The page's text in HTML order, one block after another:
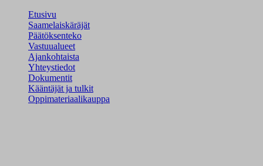
Etusivu
Saamelaiskäräjät
Päätöksenteko
Vastuualueet
Ajankohtaista
Yhteystiedot
Dokumentit
Kääntäjät ja tulkit
Oppimateriaalikauppa